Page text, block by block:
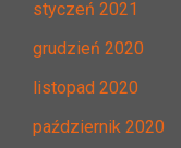
styczeń 2021
grudzień 2020
listopad 2020
październik 2020